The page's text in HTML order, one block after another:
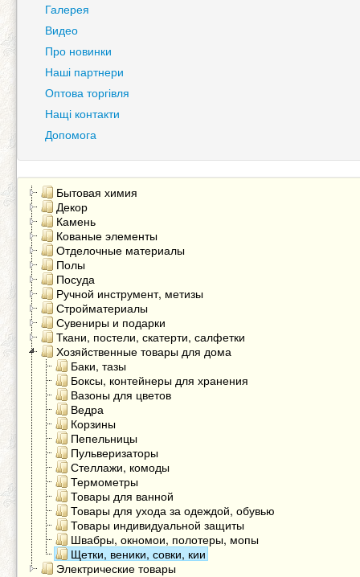
Галерея
Видео
Про новинки
Наші партнери
Оптова торгівля
Нащі контакти
Допомога
Бытовая химия
Декор
Камень
Кованые элементы
Отделочные материалы
Полы
Посуда
Ручной инструмент, метизы
Стройматериалы
Сувениры и подарки
Ткани, постели, скатерти, салфетки
Хозяйственные товары для дома
Баки, тазы
Боксы, контейнеры для хранения
Вазоны для цветов
Ведра
Корзины
Пепельницы
Пульверизаторы
Стеллажи, комоды
Термометры
Товары для ванной
Товары для ухода за одеждой, обувью
Товары индивидуальной защиты
Швабры, окномои, полотеры, мопы
Щетки, веники, совки, кии
Электрические товары